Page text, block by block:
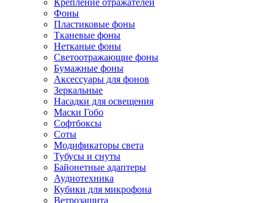
Крепление отражателей
Фоны
Пластиковые фоны
Тканевые фоны
Нетканые фоны
Светоотражающие фоны
Бумажные фоны
Аксессуары для фонов
Зеркальные
Насадки для освещения
Маски Гобо
Софтбоксы
Соты
Модификаторы света
Тубусы и снуты
Байонетные адаптеры
Аудиотехника
Кубики для микрофона
Ветрозащита